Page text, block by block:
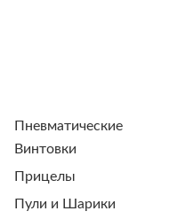
Пневматические
Винтовки
Прицелы
Пули и Шарики